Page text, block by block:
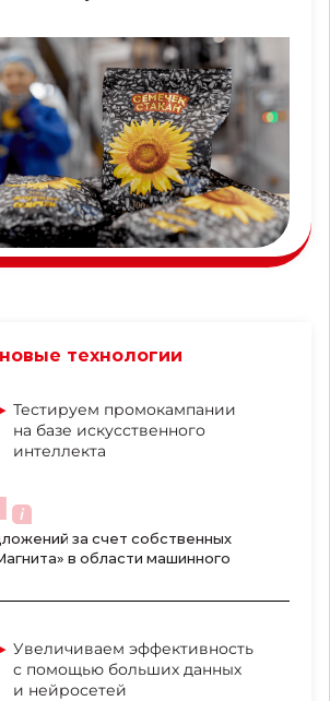
технологии
Тестируем промокампании
на базе искусственного
интеллекта
за счет собственных
в области машинного
Увеличиваем эффективность
с помощью больших данных
и нейросетей